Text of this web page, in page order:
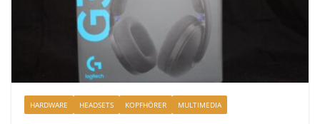
HARDWARE HEADSETS KOPFHÖRER MULTIMEDIA